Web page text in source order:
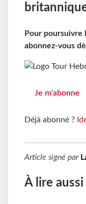
Pour poursuivre
abonnez-vous
Je m'abonne
Déjà abonné ?
Article signé par
À lire aussi